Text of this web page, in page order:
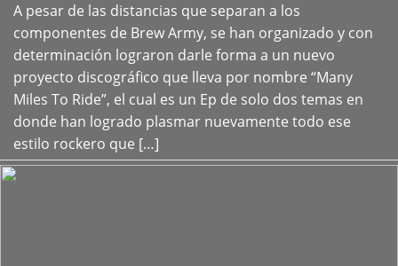
A pesar de las distancias que separan a los
componentes de Brew Army, se han organizado y con
determinación lograron darle forma a un nuevo
proyecto discográfico que lleva por nombre “Many
Miles To Ride”, el cual es un Ep de solo dos temas en
donde han logrado plasmar nuevamente todo ese
estilo rockero que […]
+